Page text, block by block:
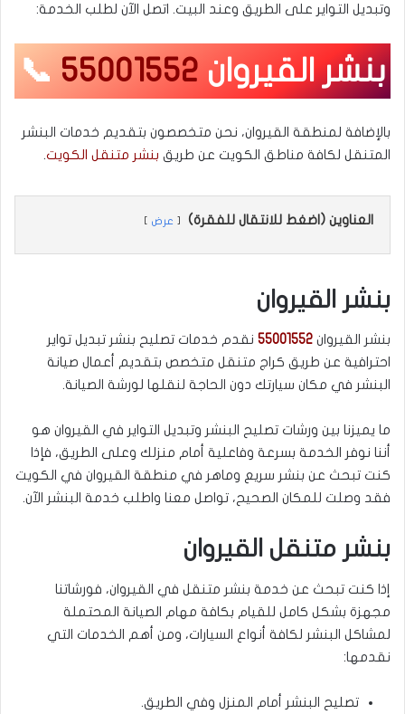
وتبديل التواير على الطريق وعند البيت. اتصل الآن لطلب الخدمة:
بنشر القيروان 55001552
📞
بالإضافة لمنطقة القيروان، نحن متخصصون بتقديم خدمات البنشر
المتنقل لكافة مناطق الكويت عن طريق بنشر متنقل الكويت.
العناوين (اضغط للانتقال للفقرة) عرض
بنشر القيروان
بنشر القيروان 55001552 نقدم خدمات تصليح بنشر تبديل تواير
احترافية عن طريق كراج متنقل متخصص بتقديم أعمال صيانة
البنشر في مكان سيارتك دون الحاجة لنقلها لورشة الصيانة.
ما يميزنا بين ورشات تصليح البنشر وتبديل التواير في القيروان هو
أننا نوفر الخدمة بسرعة وفاعلية أمام منزلك وعلى الطريق، فإذا
كنت تبحث عن بنشر سريع وماهر في منطقة القيروان في الكويت
فقد وصلت للمكان الصحيح، تواصل معنا واطلب خدمة البنشر الآن.
بنشر متنقل القيروان
إذا كنت تبحث عن خدمة بنشر متنقل في القيروان، فورشاتنا
مجهزة بشكل كامل للقيام بكافة مهام الصيانة المحتملة
لمشاكل البنشر لكافة أنواع السيارات، ومن أهم الخدمات التي
نقدمها:
تصليح البنشر أمام المنزل وفي الطريق.